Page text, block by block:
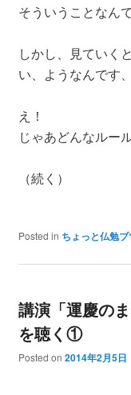
そういうことなん
しかし、見ていく
い、ようなんです
え！
じゃあどんなルー
（続く）
Posted in ちょっと仏勉
講演「運慶の
を聴く①
Posted on 2014年2月5日